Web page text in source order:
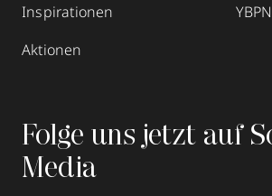
Inspirationen
Aktionen
Folge uns jetzt auf
Media